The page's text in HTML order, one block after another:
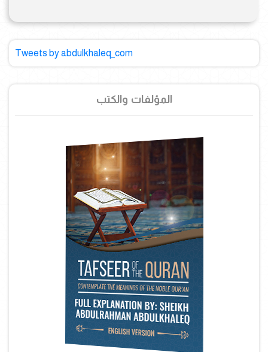
Tweets by abdulkhaleq_com
المؤلفات والكتب